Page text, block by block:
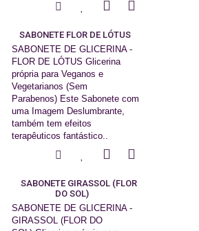
SABONETE FLOR DE LÓTUS
SABONETE DE GLICERINA -
FLOR DE LÓTUS Glicerina
própria para Veganos e
Vegetarianos (Sem
Parabenos) Este Sabonete com
uma Imagem Deslumbrante,
também tem efeitos
terapêuticos fantástico..
SABONETE GIRASSOL (FLOR
DO SOL)
SABONETE DE GLICERINA -
GIRASSOL (FLOR DO